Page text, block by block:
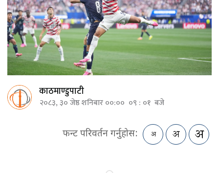
काठमाण्डुपाटी
२०८३, ३० जेष्ठ शनिबार ००:०० ०९ : ०१ बजे
फन्ट परिवर्तन गर्नुहोस: